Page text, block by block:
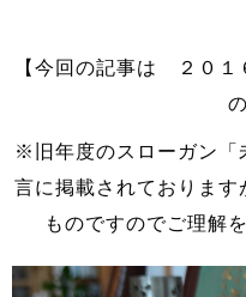
【今回の記事は ２０１
※旧年度のスローガン「
言に掲載されております
ものですのでご理解